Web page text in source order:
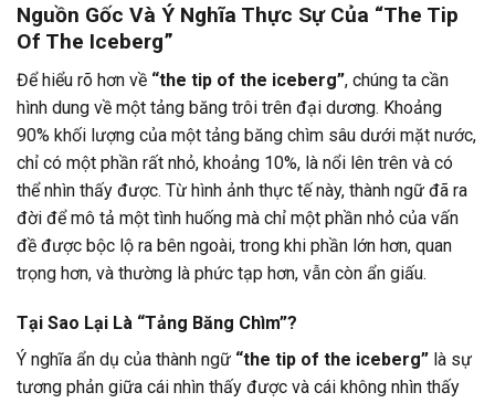
Nguồn Gốc Và Ý Nghĩa Thực Sự Của “The Tip
Of The Iceberg”
Để hiểu rõ hơn về “the tip of the iceberg”, chúng ta cần
hình dung về một tảng băng trôi trên đại dương. Khoảng
90% khối lượng của một tảng băng chìm sâu dưới mặt nước,
chỉ có một phần rất nhỏ, khoảng 10%, là nổi lên trên và có
thể nhìn thấy được. Từ hình ảnh thực tế này, thành ngữ đã ra
đời để mô tả một tình huống mà chỉ một phần nhỏ của vấn
đề được bộc lộ ra bên ngoài, trong khi phần lớn hơn, quan
trọng hơn, và thường là phức tạp hơn, vẫn còn ẩn giấu.
Tại Sao Lại Là “Tảng Băng Chìm”?
Ý nghĩa ẩn dụ của thành ngữ “the tip of the iceberg” là sự
tương phản giữa cái nhìn thấy được và cái không nhìn thấy